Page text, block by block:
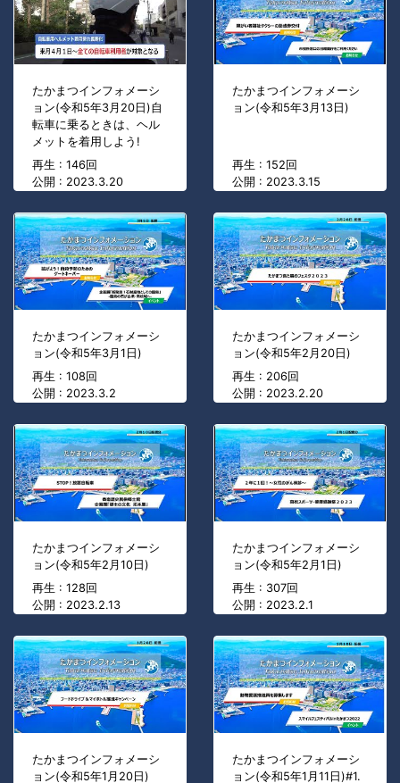
たかまつインフォメーシ
ョン(令和5年3月20日)自
転車に乗るときは、ヘル
メットを着用しよう!
再生 : 146回
公開 : 2023.3.20
たかまつインフォメーシ
ョン(令和5年3月13日)
再生 : 152回
公開 : 2023.3.15
たかまつインフォメーシ
ョン(令和5年3月1日)
再生 : 108回
公開 : 2023.3.2
たかまつインフォメーシ
ョン(令和5年2月20日)
再生 : 206回
公開 : 2023.2.20
たかまつインフォメーシ
ョン(令和5年2月10日)
再生 : 128回
公開 : 2023.2.13
たかまつインフォメーシ
ョン(令和5年2月1日)
再生 : 307回
公開 : 2023.2.1
たかまつインフォメーシ
ョン(令和5年1月20日)
たかまつインフォメーシ
ョン(令和5年1月11日)#1.